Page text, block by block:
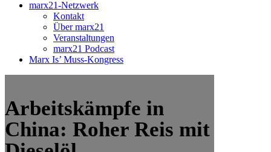
marx21-Netzwerk
Kontakt
Über marx21
Veranstaltungen
marx21 Podcast
Marx Is’ Muss-Kongress
Arbeitskämpfe in
China: Roher Reis mit